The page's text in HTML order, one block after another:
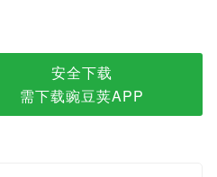
安全下载
需下载豌豆荚APP